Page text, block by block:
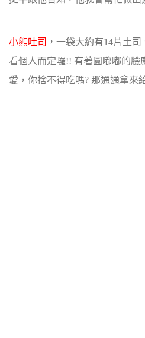
小熊吐司 ，一袋大約有14片土
看個人而定囉!! 有著圓嘟嘟的臉
愛，你捨不得吃嗎? 那通通拿來